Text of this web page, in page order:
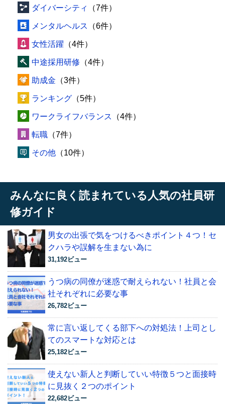
ダイバーシティ （7件）
メンタルヘルス （6件）
女性活躍 （4件）
中途採用研修 （4件）
助成金 （3件）
ランキング （5件）
ワークライフバランス （4件）
転職 （7件）
その他 （10件）
みんなに良く読まれている人気の社員研
修ガイド
男女の出張で気をつけるべきポイント４つ！セ
クハラや誤解を生まない為に
31,192ビュー
うつ病の同僚が迷惑で耐えられない！社員と会
社それぞれに必要な事
26,782ビュー
常に言い返してくる部下への対処法！上司とし
てのスマートな対応とは
25,182ビュー
使えない新人と判断していい特徴５つと面接時
に見抜く２つのポイント
22,682ビュー